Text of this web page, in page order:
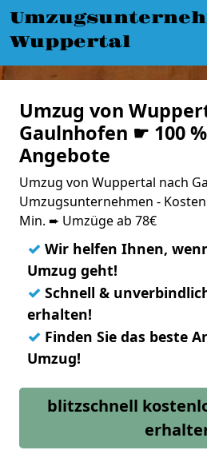
Wuppertal
Umzug von
Gaulnhofen ☛ 100
Angebote
Umzug von Wuppertal nach
Umzugsunternehmen -
Min. ➨ Umzüge ab 78€
✓ Wir helfen Ihnen,
Umzug geht!
✓ Schnell &
erhalten!
✓ Finden Sie das beste
Umzug!
blitzschnell